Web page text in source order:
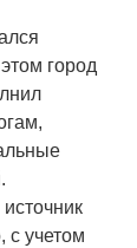
город
с учетом